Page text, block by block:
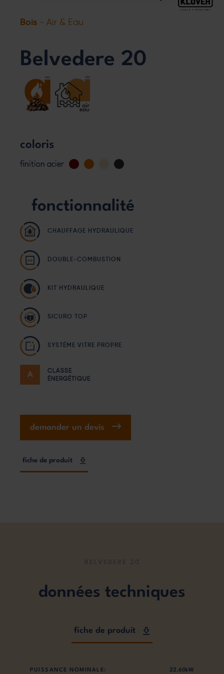
Bois - Air & Eau
Belvedere 20
coloris
finition acier
fonctionnalité
CHAUFFAGE HYDRAULIQUE
DOUBLE-COMBUSTION
KIT HYDRAULIQUE
SICURO TOP
SYSTÈME VITRE PROPRE
CLASSE
ÉNERGÉTIQUE
demander un devis
fiche de produit
données techniques
fiche de produit
PUISSANCE NOMINALE: 22.60kW